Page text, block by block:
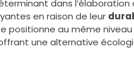
dans l’élaboration
en raison de leur
positionne au même
une alternative